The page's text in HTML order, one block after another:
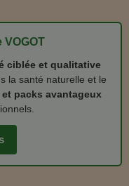
VOGOT
ciblée et qualitative
la santé naturelle et le
packs avantageux